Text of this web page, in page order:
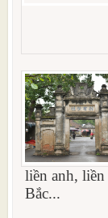
liền anh,
Bắc...